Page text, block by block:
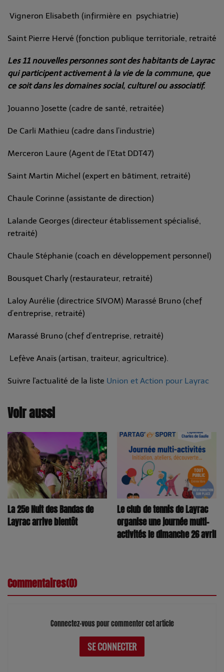
Vigneron Elisabeth (infirmière en psychiatrie)
Saint Pierre Hervé (fonction publique territoriale, retraité
Les 11 nouvelles personnes sont des habitants de Layrac
qui participent activement à la vie de la commune, que
ce soit dans les domaines social, culturel ou associatif.
Jouanno Josette (cadre de santé, retraitée)
De Carli Mathieu (cadre dans l’industrie)
Merceron Laure (Agent de l’Etat DDT47)
Saint Martin Michel (expert en bâtiment, retraité)
Chaule Corinne (assistante de direction)
Lalande Georges (directeur établissement spécialisé,
retraité)
Chaule Stéphanie (coach en développement personnel)
Bousquet Charly (restaurateur, retraité)
Laloy Aurélie (directrice SIVOM) Marassé Bruno (chef
d’entreprise, retraité)
Marassé Bruno (chef d’entreprise, retraité)
Lefève Anaïs (artisan, traiteur, agricultrice).
Suivre l'actualité de la liste Union et Action pour Layrac
Voir aussi
La 25e Nuit des Bandas de
Layrac arrive bientôt
Le club de tennis de Layrac
organise une journée multi-
activités le dimanche 26 avril
Commentaires(0)
Connectez-vous pour commenter cet article
SE CONNECTER